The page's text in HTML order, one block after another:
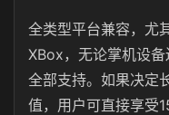
全类型平台兼容，尤
XBox，无论掌机设
全部支持。如果决定
值，用户可直接享受